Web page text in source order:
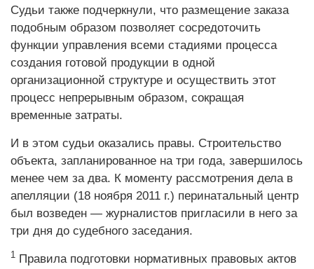
Судьи также подчеркнули, что размещение заказа
подобным образом позволяет сосредоточить
функции управления всеми стадиями процесса
создания готовой продукции в одной
организационной структуре и осуществить этот
процесс непрерывным образом, сокращая
временные затраты.
И в этом судьи оказались правы. Строительство
объекта, запланированное на три года, завершилось
менее чем за два. К моменту рассмотрения дела в
апелляции (18 ноября 2011 г.) перинатальный центр
был возведен — журналистов пригласили в него за
три дня до судебного заседания.
1 Правила подготовки нормативных правовых актов